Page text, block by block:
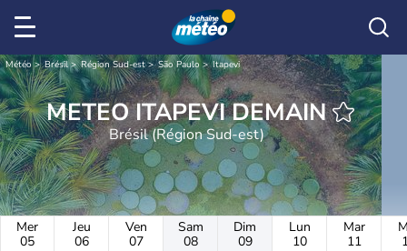
Météo Brésil Région Sud-est São Paulo Itapevi
METEO ITAPEVI DEMAIN
Brésil (Région Sud-est)
Mer
05
Jeu
06
Ven
07
Sam
08
Dim
09
Lun
10
Mar
11